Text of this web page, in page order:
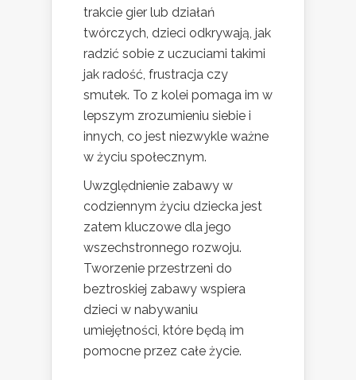
trakcie gier lub działań
twórczych, dzieci odkrywają, jak
radzić sobie z uczuciami takimi
jak radość, frustracja czy
smutek. To z kolei pomaga im w
lepszym zrozumieniu siebie i
innych, co jest niezwykle ważne
w życiu społecznym.
Uwzględnienie zabawy w
codziennym życiu dziecka jest
zatem kluczowe dla jego
wszechstronnego rozwoju.
Tworzenie przestrzeni do
beztroskiej zabawy wspiera
dzieci w nabywaniu
umiejętności, które będą im
pomocne przez całe życie.